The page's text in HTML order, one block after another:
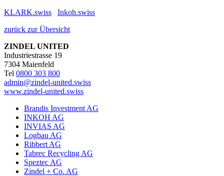
KLARK.swiss
Inkoh.swiss
zurück zur Übersicht
ZINDEL UNITED
Industriestrasse 19
7304 Maienfeld
Tel 0800 303 800
admin@zindel-united.swiss
www.zindel-united.swiss
Brandis Investment AG
INKOH AG
INVIAS AG
Logbau AG
Ribbert AG
Tabrec Recycling AG
Speztec AG
Zindel + Co. AG